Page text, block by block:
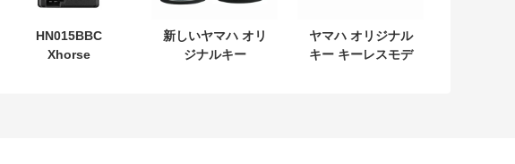
HN015BBC
Xhorse
新しいヤマハ オリ
ジナルキー
ヤマハ オリジナル
キー キーレスモデ